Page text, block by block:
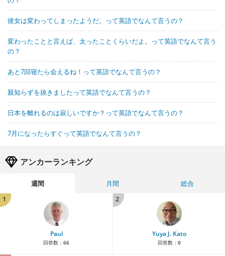
彼女は変わってしまったようだ。って英語でなんて言うの？
変わったことと言えば、太ったことくらいだよ。って英語でなんて言う
の？
あと7回寝たら会えるね！って英語でなんて言うの？
親知らずを抜きましたって英語でなんて言うの？
日本を離れるのは寂しいですか？って英語でなんて言うの？
7月になったらすぐって英語でなんて言うの？
アンカーランキング
週間 月間
総合
1
Paul
回答数： 66
2
Yuya J. Kato
回答数： 0